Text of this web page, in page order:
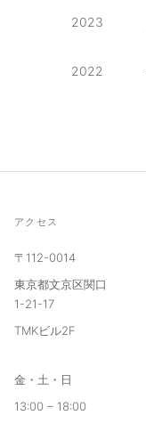
2023
2022
アクセス
〒112-0014
東京都文京区関口
1-21-17
TMKビル2F
金・土・日
13:00 – 18:00